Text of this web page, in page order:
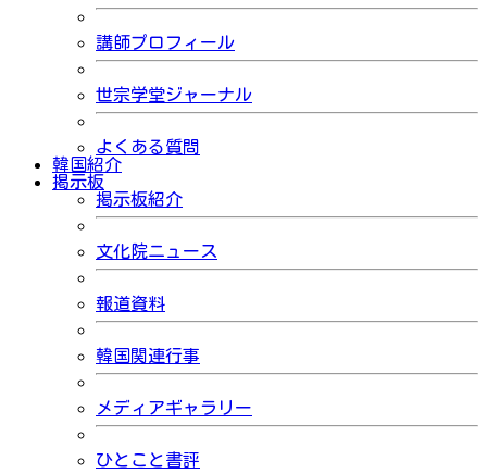
講師プロフィール
世宗学堂ジャーナル
よくある質問
韓国紹介
掲示板
掲示板紹介
文化院ニュース
報道資料
韓国関連行事
メディアギャラリー
ひとこと書評